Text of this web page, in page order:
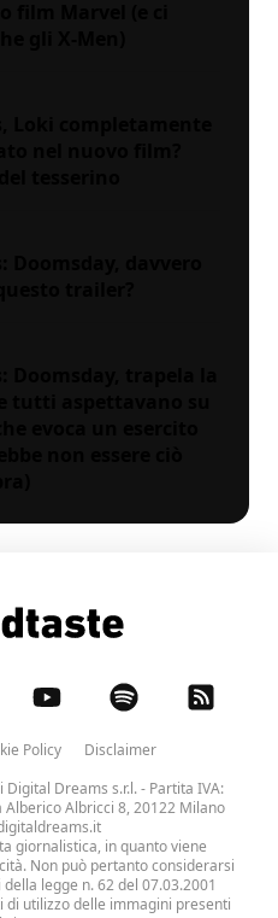
Loki completamente
nel nuovo film?
Doomsday, davvero
trailer?
Doomsday, trapela la
tutti aspettavano su
Policy
Disclaimer
Digital Dreams s.r.l.- Partita IVA:
Alberico Albricci 8, 20122 Milano
giornalistica, in quanto viene
Non può pertanto considerarsi
legge n. 62 del 07.03.2001
di utilizzo delle immagini presenti